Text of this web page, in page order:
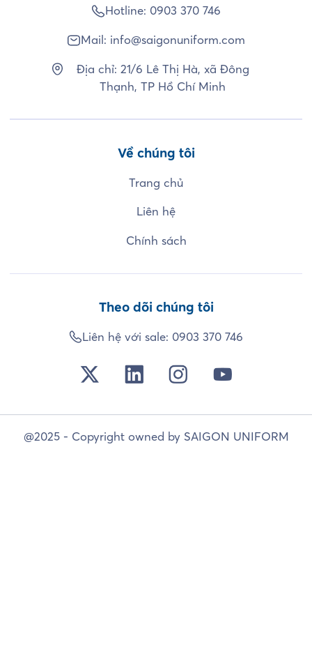
Hotline: 0903 370 746
Mail: info@saigonuniform.com
Địa chỉ: 21/6 Lê Thị Hà, xã Đông
Thạnh, TP Hồ Chí Minh
Về chúng tôi
Trang chủ
Liên hệ
Chính sách
Theo dõi chúng tôi
Liên hệ với sale: 0903 370 746
@2025 - Copyright owned by SAIGON UNIFORM